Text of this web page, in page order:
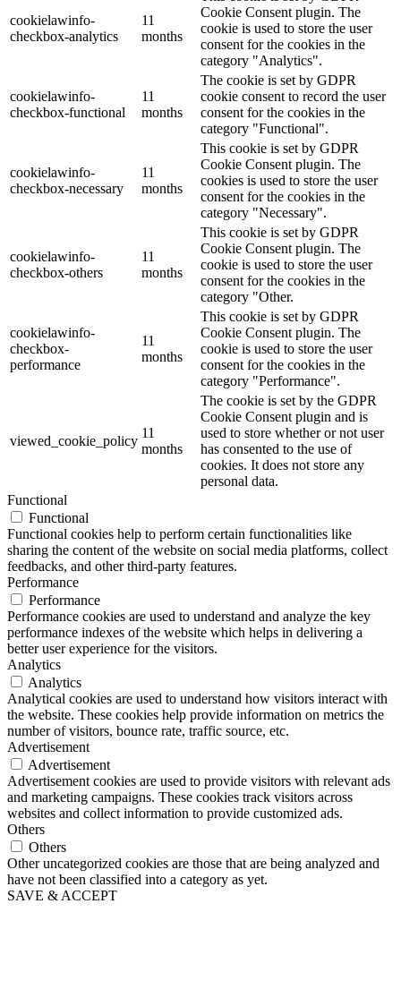
cookielawinfo-
checkbox-analytics
11
months
Cookie Consent plugin. The
cookie is used to store the user
consent for the cookies in the
category "Analytics".
cookielawinfo-
checkbox-functional
11
months
The cookie is set by GDPR
cookie consent to record the user
consent for the cookies in the
category "Functional".
cookielawinfo-
checkbox-necessary
11
months
This cookie is set by GDPR
Cookie Consent plugin. The
cookies is used to store the user
consent for the cookies in the
category "Necessary".
cookielawinfo-
checkbox-others
11
months
This cookie is set by GDPR
Cookie Consent plugin. The
cookie is used to store the user
consent for the cookies in the
category "Other.
cookielawinfo-
checkbox-
performance
11
months
This cookie is set by GDPR
Cookie Consent plugin. The
cookie is used to store the user
consent for the cookies in the
category "Performance".
viewed_cookie_policy
11
months
The cookie is set by the GDPR
Cookie Consent plugin and is
used to store whether or not user
has consented to the use of
cookies. It does not store any
personal data.
Functional
Functional
Functional cookies help to perform certain functionalities like
sharing the content of the website on social media platforms, collect
feedbacks, and other third-party features.
Performance
Performance
Performance cookies are used to understand and analyze the key
performance indexes of the website which helps in delivering a
better user experience for the visitors.
Analytics
Analytics
Analytical cookies are used to understand how visitors interact with
the website. These cookies help provide information on metrics the
number of visitors, bounce rate, traffic source, etc.
Advertisement
Advertisement
Advertisement cookies are used to provide visitors with relevant ads
and marketing campaigns. These cookies track visitors across
websites and collect information to provide customized ads.
Others
Others
Other uncategorized cookies are those that are being analyzed and
have not been classified into a category as yet.
SAVE & ACCEPT